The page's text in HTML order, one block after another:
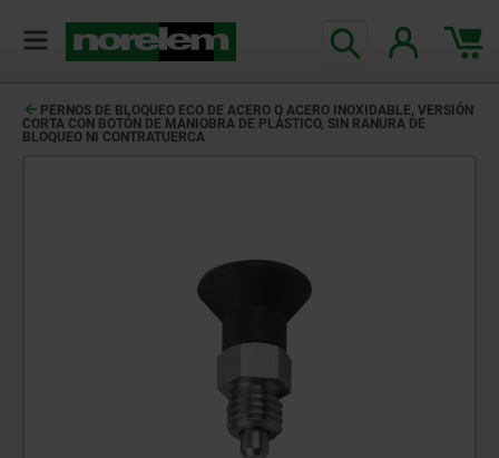
PERNOS DE BLOQUEO ECO DE ACERO O ACERO INOXIDABLE, VERSIÓN
CORTA CON BOTÓN DE MANIOBRA DE PLÁSTICO, SIN RANURA DE
BLOQUEO NI CONTRATUERCA